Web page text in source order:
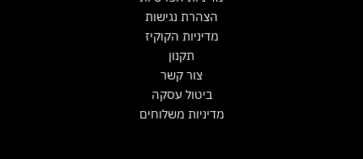
הצהרת נגישות
מדיניות הקוקיז
תקנון
צור קשר
ביטול עסקה
מדיניות משלוחים